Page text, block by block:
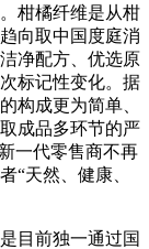
柑橘纤维是从柑
向取中国度庭消
净配方、优选原
标记性变化。据
构成更为简单、
成品多环节的严
一代零售商不再
“天然、健康、
目前独一通过国